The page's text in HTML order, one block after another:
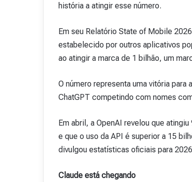
história a atingir esse número.
Em seu Relatório State of Mobile
estabelecido por outros aplicativos
ao atingir a marca de 1 bilhão, um
O número representa uma vitória
ChatGPT competindo com nomes
Em abril, a OpenAI revelou que
e que o uso da API é superior a 15
divulgou estatísticas oficiais para
Claude está chegando